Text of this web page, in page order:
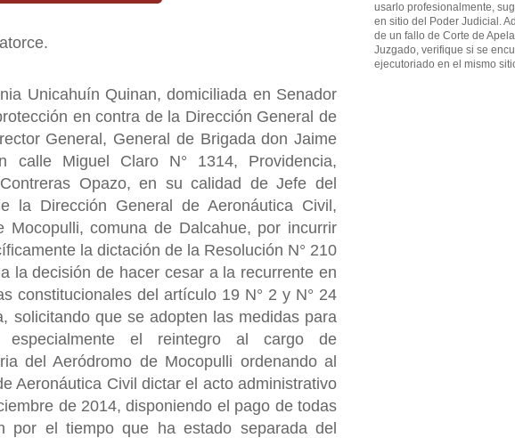
Unicahuín Quinan, domiciliada en Senador
en contra de la Dirección General de
General, General de Brigada don Jaime
calle Miguel Claro N° 1314, Providencia,
Opazo, en su calidad de Jefe del
la Dirección General de Aeronáutica Civil,
comuna de Dalcahue, por incurrir
la dictación de la Resolución N° 210
la decisión de hacer cesar a la recurrente en
constitucionales del artículo 19 N° 2 y N° 24
solicitando que se adopten las medidas para
especialmente el reintegro al cargo de
del Aeródromo de Mocopulli ordenando al
Aeronáutica Civil dictar el acto administrativo
de 2014, disponiendo el pago de todas
por el tiempo que ha estado separada del
usarlo profesionalmente,
en sitio del Poder Judicial.
de un fallo de Corte de
Juzgado, verifique si se
ejecutoriado en el mismo